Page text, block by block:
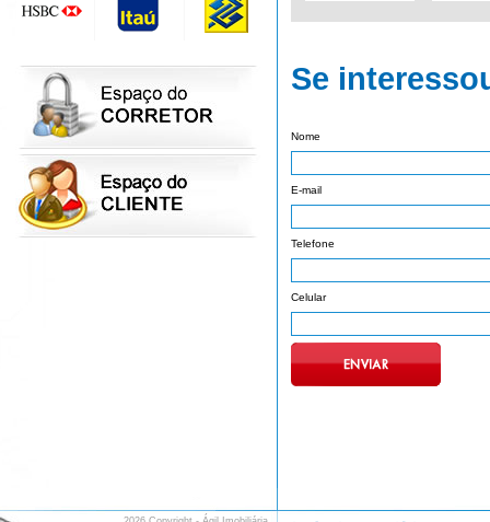
Se
Nome
E-mail
Telefone
Celular